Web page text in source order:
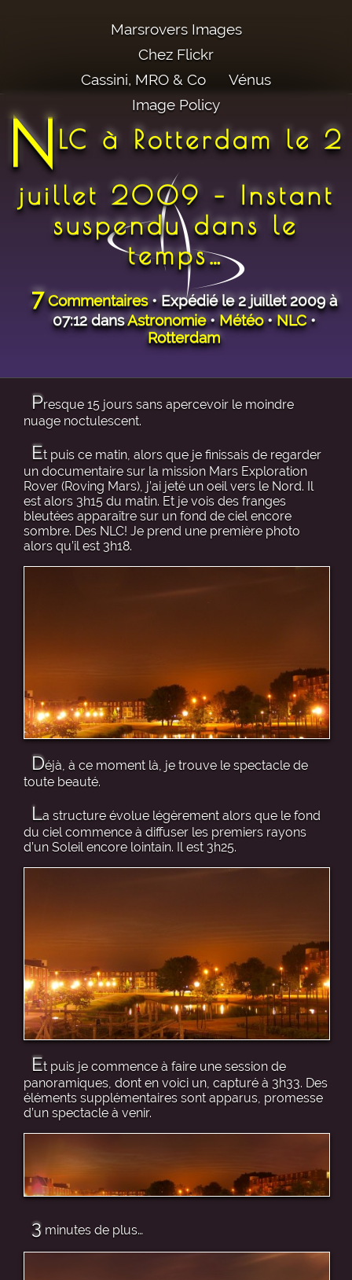
Marsrovers Images
Chez Flickr
Cassini, MRO & Co
Vénus
Image Policy
NLC à Rotterdam le 2
juillet 2009 – Instant
suspendu dans le
temps…
7Commentaires• Expédié le 2 juillet 2009 à
07:12 dansAstronomie•Météo•NLC•
Rotterdam
Presque 15 jours sans apercevoir le moindre
nuage noctulescent.
Et puis ce matin, alors que je finissais de regarder
un documentaire sur la mission Mars Exploration
Rover (Roving Mars), j’ai jeté un oeil vers le Nord. Il
est alors 3h15 du matin. Et je vois des franges
bleutées apparaître sur un fond de ciel encore
sombre. Des NLC! Je prend une première photo
alors qu’il est 3h18.
Déjà, à ce moment là, je trouve le spectacle de
toute beauté.
La structure évolue légèrement alors que le fond
du ciel commence à diffuser les premiers rayons
d’un Soleil encore lointain. Il est 3h25.
Et puis je commence à faire une session de
panoramiques, dont en voici un, capturé à 3h33. Des
éléments supplémentaires sont apparus, promesse
d’un spectacle à venir.
3 minutes de plus…